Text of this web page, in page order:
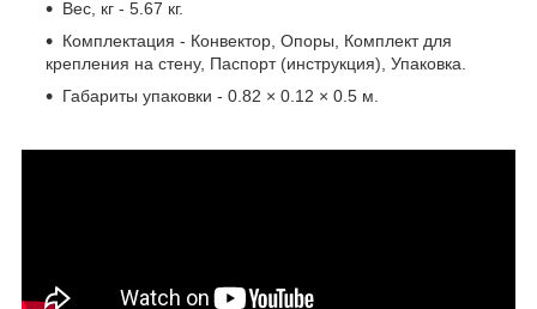
Вес, кг - 5.67 кг.
Комплектация - Конвектор, Опоры, Комплект для
крепления на стену, Паспорт (инструкция), Упаковка.
Габариты упаковки - 0.82 × 0.12 × 0.5 м.